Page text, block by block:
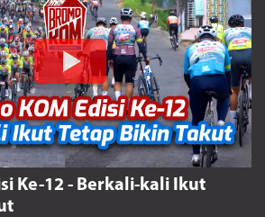
Ke-12 - Berkali-kali Ikut